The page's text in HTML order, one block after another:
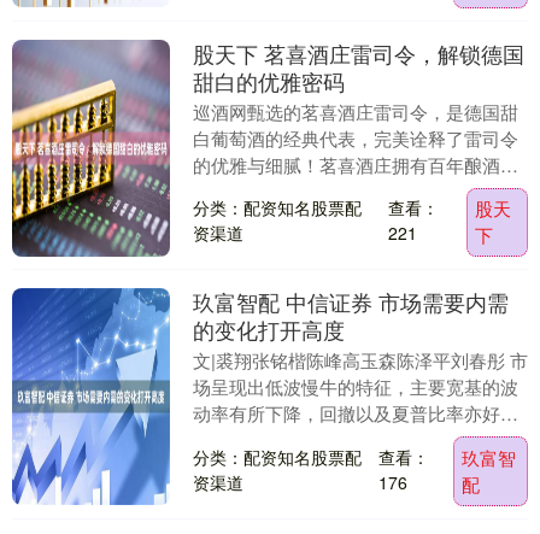
股天下 茗喜酒庄雷司令，解锁德国
甜白的优雅密码
巡酒网甄选的茗喜酒庄雷司令，是德国甜
白葡萄酒的经典代表，完美诠释了雷司令
的优雅与细腻！茗喜酒庄拥有百年酿酒历
史，世代传承的酿酒技艺，让每一瓶雷司
令都饱含匠心。在....
分类：配资知名股票配
资渠道
查看：
221
股天
下
玖富智配 中信证券 市场需要内需
的变化打开高度
文|裘翔张铭楷陈峰高玉森陈泽平刘春彤 市
场呈现出低波慢牛的特征，主要宽基的波
动率有所下降，回撤以及夏普比率亦好于
过往；但主观多头的体感改善相对有限，
今年以来依旧....
分类：配资知名股票配
资渠道
查看：
176
玖富智
配